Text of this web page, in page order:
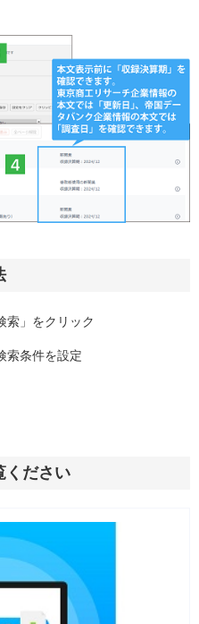
索」をクリック
索条件を設定
ください